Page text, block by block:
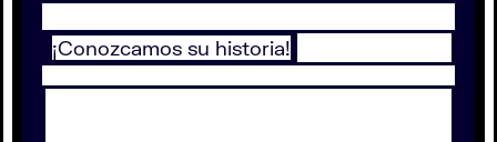
¡Conozcamos su historia!